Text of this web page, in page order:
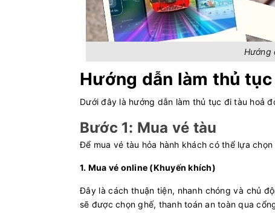
Hướng
Hướng dẫn làm thủ
Dưới đây là hướng dẫn làm thủ tục đi tàu hoả
Bước 1: Mua vé tàu
Để mua vé tàu hỏa hành khách có thể lựa
1. Mua vé online (Khuyến khích)
Đây là cách thuận tiện, nhanh chóng và chủ
sẽ được chọn ghế, thanh toán an toàn qua